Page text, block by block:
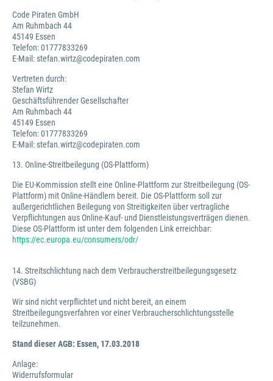
Code Piraten GmbH
Am Ruhmbach 44
45149 Essen
Telefon: 01777833269
E-Mail: stefan.wirtz@codepiraten.com
Vertreten durch:
Stefan Wirtz
Geschäftsführender Gesellschafter
Am Ruhmbach 44
45149 Essen
Telefon: 01777833269
E-Mail: stefan.wirtz@codepiraten.com
13. Online-Streitbeilegung (OS-Plattform)
Die EU-Kommission stellt eine Online-Plattform zur Streitbeilegung (OS-
Plattform) mit Online-Händlern bereit. Die OS-Plattform soll zur
außergerichtlichen Beilegung von Streitigkeiten über vertragliche
Verpflichtungen aus Online-Kauf- und Dienstleistungsverträgen dienen.
Diese OS-Plattform ist unter dem folgenden Link erreichbar:
https://ec.europa.eu/consumers/odr/
14. Streitschlichtung nach dem Verbraucherstreitbeilegungsgesetz
(VSBG)
Wir sind nicht verpflichtet und nicht bereit, an einem
Streitbeilegungsverfahren vor einer Verbraucherschlichtungsstelle
teilzunehmen.
Stand dieser AGB: Essen, 17.03.2018
Anlage:
Widerrufsformular